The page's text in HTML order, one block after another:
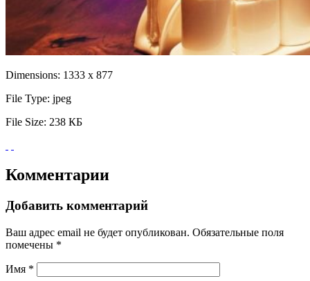
Dimensions: 1333 x 877
File Type: jpeg
File Size: 238 КБ
Комментарии
Добавить комментарий
Ваш адрес email не будет опубликован. Обязательные поля
помечены *
Имя *